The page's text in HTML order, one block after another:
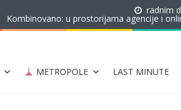
radnim
Kombinovano: u prostorijama agencije i
METROPOLE LAST MINUTE